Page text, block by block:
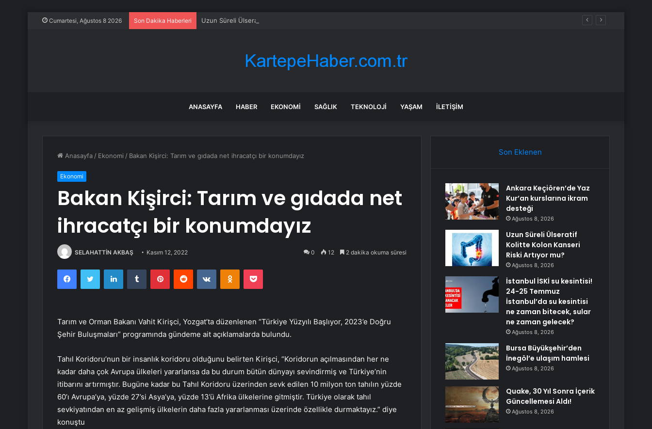
Cumartesi, Ağustos 8 2026 Son Dakika Haberleri Uzun Süreli Ülseratif Kolitte Kolon Kanseri Riski Artıyor mu?
ANASAYFA HABER EKONOMI SAĞLIK TEKNOLOJI YAŞAM İLETIŞIM
Anasayfa / Ekonomi / Bakan Kişirci: Tarım ve gıdada net ihracatçı bir konumdayız
Ekonomi
Bakan Kişirci: Tarım ve gıdada net
ihracatçı bir konumdayız
SELAHATTİN AKBAŞ Kasım 12, 2022 0 12 2 dakika okuma süresi
FacebookTwitter LinkedInTumblr PinterestReddit VKontakteOdnoklassniki
Pocket
Tarım ve Orman Bakanı Vahit Kirişci, Yozgat’ta düzenlenen “Türkiye Yüzyılı Başlıyor, 2023’e Doğru
Şehir Buluşmaları” programında gündeme ait açıklamalarda bulundu.
Tahıl Koridoru’nun bir insanlık koridoru olduğunu belirten Kirişci, “Koridorun açılmasından her ne
kadar daha çok Avrupa ülkeleri yararlansa da bu durum bütün dünyayı sevindirmiş ve Türkiye’nin
itibarını artırmıştır. Bugüne kadar bu Tahıl Koridoru üzerinden sevk edilen 10 milyon ton tahılın yüzde
60’ı Avrupa’ya, yüzde 27’si Asya’ya, yüzde 13’ü Afrika ülkelerine gitmiştir. Türkiye olarak tahıl
sevkiyatından en az gelişmiş ülkelerin daha fazla yararlanması üzerinde özellikle durmaktayız.” diye
konuştu
Son Eklenen
Ankara Keçiören’de Yaz
Kur’an kurslarına ikram
desteği
Ağustos 8, 2026
Uzun Süreli Ülseratif
Kolitte Kolon Kanseri
Riski Artıyor mu?
Ağustos 8, 2026
İstanbul İSKİ su kesintisi!
24-25 Temmuz
İstanbul’da su kesintisi
ne zaman bitecek, sular
ne zaman gelecek?
Ağustos 8, 2026
Bursa Büyükşehir’den
İnegöl’e ulaşım hamlesi
Ağustos 8, 2026
Quake, 30 Yıl Sonra İçerik
Güncellemesi Aldı!
Ağustos 8, 2026